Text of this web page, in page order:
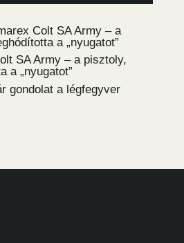
Colt SA Army – a
a „nyugatot”
SA Army – a pisztoly,
a „nyugatot”
gondolat a légfegyver